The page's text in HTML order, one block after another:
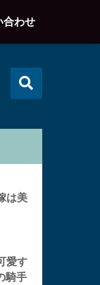
合わせ
は美
愛す
騎手